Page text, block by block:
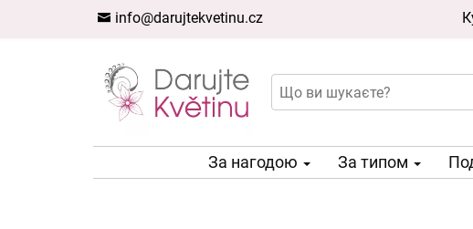
info@darujtekvetinu.cz
За нагодою За типом